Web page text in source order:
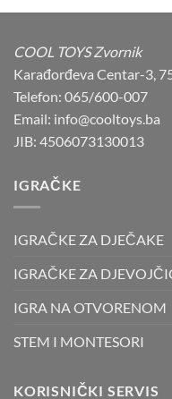
COOL TOYS Zvornik
Karađorđeva Centar-3,
Telefon: 065/600-007
Email: info@cooltoys.ba
JIB: 4506073130013
IGRAČKE
IGRAČKE ZA DJEČAKE
IGRAČKE ZA
IGRA NA OTVORENOM
STEM I MONTESORI
KORISNIČKI SERVIS